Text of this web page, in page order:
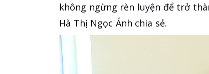
không ngừng rèn luyện để trở
Hà Thị Ngọc Ánh chia sẻ.